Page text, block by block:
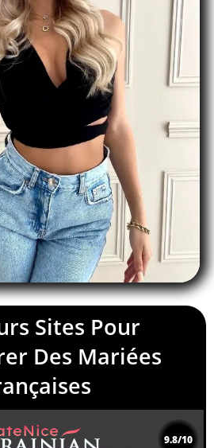
Sites Pour
Des Mariées
9.8/10